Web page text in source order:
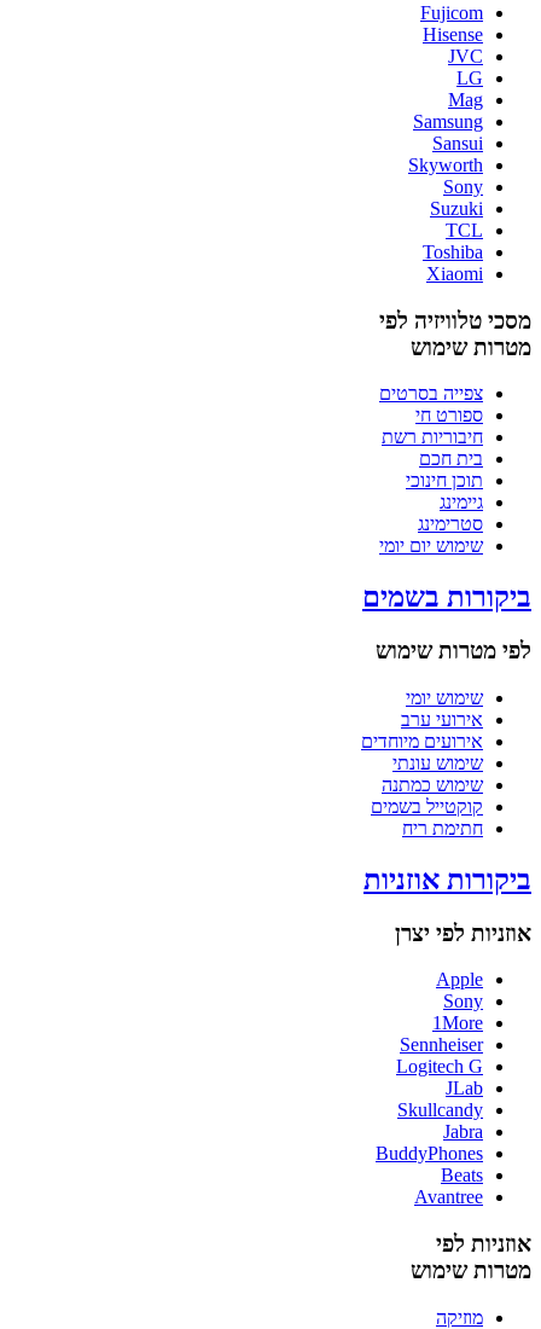
Fujicom
Hisense
JVC
LG
Mag
Samsung
Sansui
Skyworth
Sony
Suzuki
TCL
Toshiba
Xiaomi
מסכי טלוויזיה לפי
מטרות שימוש
צפייה בסרטים
ספורט חי
חיבוריות רשת
בית חכם
תוכן חינוכי
גיימינג
סטרימינג
שימוש יום יומי
ביקורות בשמים
לפי מטרות שימוש
שימוש יומי
אירועי ערב
אירועים מיוחדים
שימוש עונתי
שימוש כמתנה
קוקטייל בשמים
חתימת ריח
ביקורות אוזניות
אוזניות לפי יצרן
Apple
Sony
1More
Sennheiser
Logitech G
JLab
Skullcandy
Jabra
BuddyPhones
Beats
Avantree
אוזניות לפי
מטרות שימוש
מוזיקה